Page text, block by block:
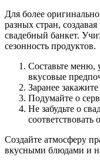
Для более
разных стран,
свадебный банкет.
сезонность продуктов.
Составьте меню,
вкусовые
Заранее
Подумайте о
Не забудьте о
соответствовать
Создайте атмосферу
вкусными блюдами и